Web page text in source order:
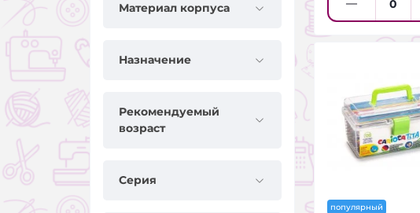
Материал корпуса
Назначение
Рекомендуемый
возраст
Серия
популярный